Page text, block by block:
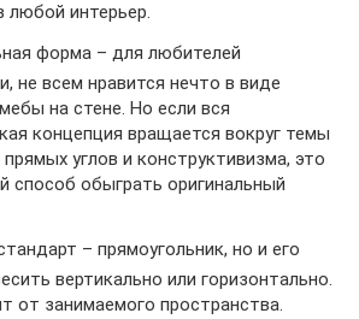
любой интерьер.
форма – для любителей
не всем нравится нечто в виде
на стене. Но если вся
концепция вращается вокруг темы
углов и конструктивизма, это
способ обыграть оригинальный
– прямоугольник, но и его
вертикально или горизонтально.
от занимаемого пространства.